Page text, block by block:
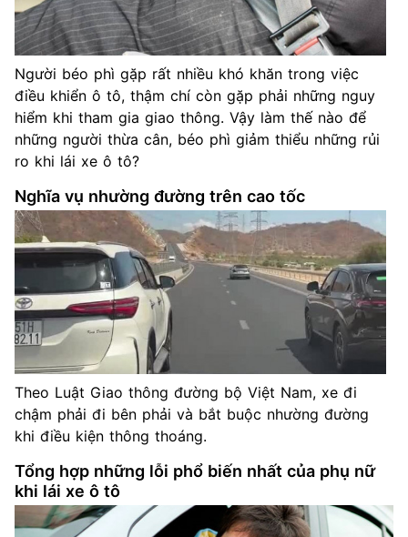
Người béo phì gặp rất nhiều khó khăn trong việc
điều khiển ô tô, thậm chí còn gặp phải những nguy
hiểm khi tham gia giao thông. Vậy làm thế nào để
những người thừa cân, béo phì giảm thiểu những rủi
ro khi lái xe ô tô?
Nghĩa vụ nhường đường trên cao tốc
Theo Luật Giao thông đường bộ Việt Nam, xe đi
chậm phải đi bên phải và bắt buộc nhường đường
khi điều kiện thông thoáng.
Tổng hợp những lỗi phổ biến nhất của phụ nữ
khi lái xe ô tô